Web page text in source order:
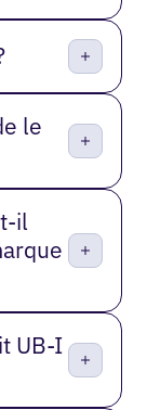
le
il
UB-I